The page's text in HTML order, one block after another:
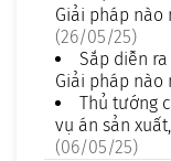
Giải pháp nào
(26/05/25)
Sắp diễn
Giải pháp nào
Thủ tướng
vụ án sản
(06/05/25)